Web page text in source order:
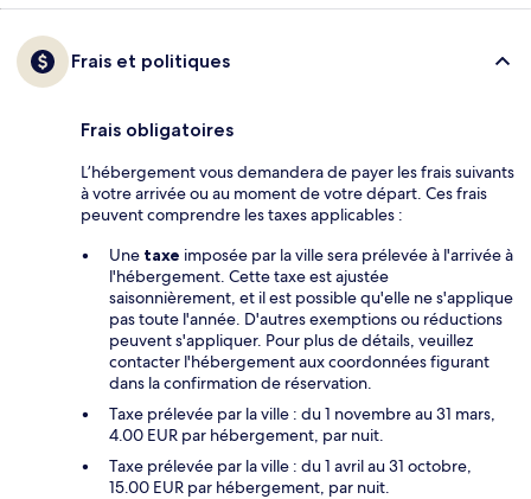
Frais et politiques
Frais obligatoires
L’hébergement vous demandera de payer les frais suivants
à votre arrivée ou au moment de votre départ. Ces frais
peuvent comprendre les taxes applicables :
Une taxe imposée par la ville sera prélevée à l'arrivée à
l'hébergement. Cette taxe est ajustée
saisonnièrement, et il est possible qu'elle ne s'applique
pas toute l'année. D'autres exemptions ou réductions
peuvent s'appliquer. Pour plus de détails, veuillez
contacter l'hébergement aux coordonnées figurant
dans la confirmation de réservation.
Taxe prélevée par la ville : du 1 novembre au 31 mars,
4.00 EUR par hébergement, par nuit.
Taxe prélevée par la ville : du 1 avril au 31 octobre,
15.00 EUR par hébergement, par nuit.